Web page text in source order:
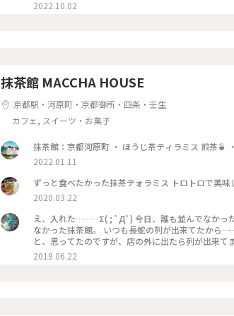
井の梁や調度品もシックで美しく 昭和の香りが漂
2022.10.02
抹茶館 MACCHA HOUSE
京都駅・河原町・京都御所・四条・壬生
カフェ, スイーツ・お菓子
2022.01.11
ずっと食べたかった抹茶テォラミス トロトロで美味
2020.03.22
え、入れた………Σ( ; ﾟДﾟ) 今日、誰も並んでなかった。。。 流行る前に、中学からの友達と一回来て
なかった抹茶館。 いつも長蛇の列が出来てたから
と、思ってたのですが、店の外に出たら列が出来てましたΣ( ; ﾟДﾟ)運
ミスのセット😋🍴💕 上の粉(？)が、ほうじ茶風味
けだと、あんな粉っぽくないと思うけど🤔 まぁ！美味しかったからいっか(
2019.06.22